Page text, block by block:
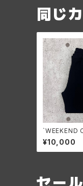
同じ
`WEEKEND
weat Pants
¥10,000